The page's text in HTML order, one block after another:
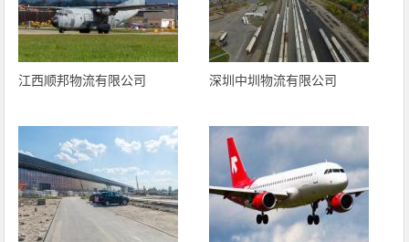
江西顺邦物流有限公司 深圳中圳物流有限公司